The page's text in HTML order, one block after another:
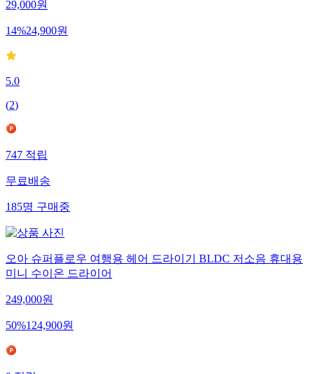
29,000원
14%24,900원
5.0
(2)
747적립
무료배송
185명구매중
오아 슈퍼플로우 여행용 헤어 드라이기 BLDC 저소음 휴대용
미니 수이온 드라이어
249,000원
50%124,900원